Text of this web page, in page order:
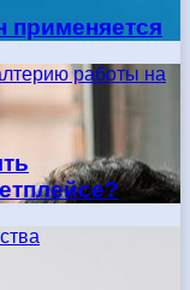
применяется
работы на